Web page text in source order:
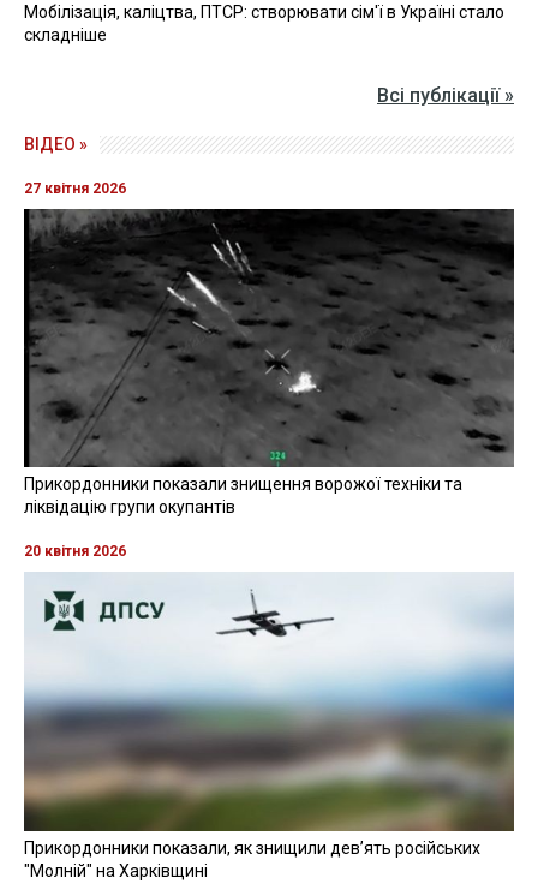
Мобілізація, каліцтва, ПТСР: створювати сім'ї в Україні стало
складніше
Всі публікації »
ВІДЕО »
27 квітня 2026
Прикордонники показали знищення ворожої техніки та
ліквідацію групи окупантів
20 квітня 2026
Прикордонники показали, як знищили девʼять російських
"Молній" на Харківщині